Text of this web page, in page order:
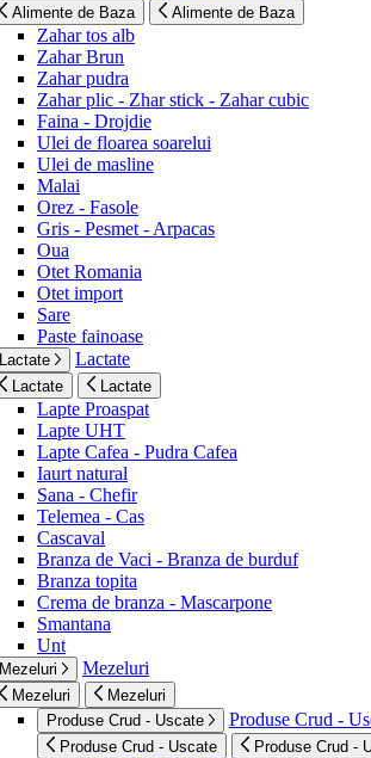
Alimente de Baza Alimente de Baza
Zahar tos alb
Zahar Brun
Zahar pudra
Zahar plic - Zhar stick - Zahar cubic
Faina - Drojdie
Ulei de floarea soarelui
Ulei de masline
Malai
Orez - Fasole
Gris - Pesmet - Arpacas
Oua
Otet Romania
Otet import
Sare
Paste fainoase
Lactate Lactate
Lactate Lactate
Lapte Proaspat
Lapte UHT
Lapte Cafea - Pudra Cafea
Iaurt natural
Sana - Chefir
Telemea - Cas
Cascaval
Branza de Vaci - Branza de burduf
Branza topita
Crema de branza - Mascarpone
Smantana
Unt
Mezeluri Mezeluri
Mezeluri
Mezeluri
Produse Crud - Uscate
Produse Crud -
Produse Crud - Uscate Produse Crud -